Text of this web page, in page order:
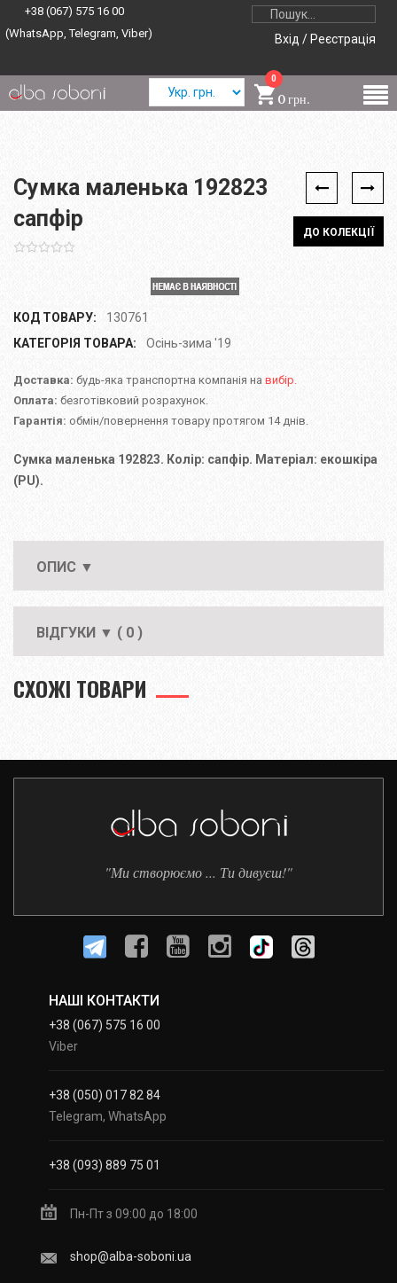
+38 (067) 575 16 00
(WhatsApp, Telegram, Viber)
Вхід / Реєстрація
0
0 грн.
ДО КОЛЕКЦІЇ
Сумка маленька 192823
сапфір
КОД ТОВАРУ:
130761
КАТЕГОРІЯ ТОВАРА:
Осінь-зима '19
Доставка: будь-яка транспортна компанія на вибір.
Оплата: безготівковий розрахунок.
Гарантія: обмін/повернення товару протягом 14 днів.
Сумка маленька 192823. Колір: сапфір. Матеріал: екошкіра
(PU).
ОПИС ▼
ВІДГУКИ ▼ ( 0 )
СХОЖІ ТОВАРИ
"Ми створюємо ... Ти дивуєш!"
НАШІ КОНТАКТИ
+38 (067) 575 16 00
Viber
+38 (050) 017 82 84
Telegram, WhatsApp
+38 (093) 889 75 01
Пн-Пт з 09:00 до 18:00
shop@alba-soboni.ua